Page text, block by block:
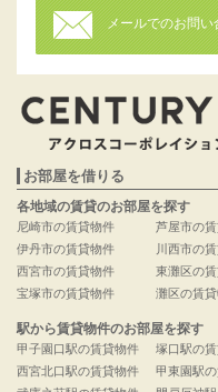
メールでのお問
お部屋を借りる
各地域の賃貸のお部屋を探す
尼崎市の賃貸物件
伊丹市の賃貸物件
西宮市の賃貸物件
宝塚市の賃貸物件
芦屋市の
川西市の
東灘区の
灘区の賃
駅から賃貸物件のお部屋を探す
甲子園口駅の賃貸物件
西宮北口駅の賃貸物件
塚口駅の
甲東園駅